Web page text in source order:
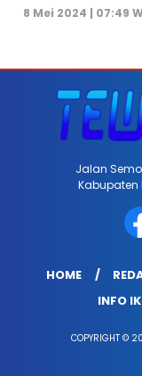
8 Mei 2024 | 07:49
Jalan
Kabupaten
HOME
INFO
COPYRIGHT ©